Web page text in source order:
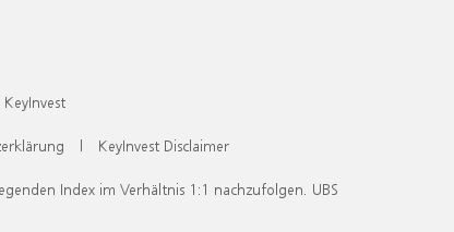
KeyInvest
| KeyInvest Disclaimer
Index im Verhältnis 1:1 nachzufolgen. UBS